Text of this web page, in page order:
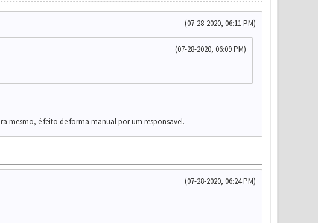
(07-28-2020, 06:11 PM)
(07-28-2020, 06:09 PM)
mesmo, é feito de forma manual por um responsavel.
(07-28-2020, 06:24 PM)